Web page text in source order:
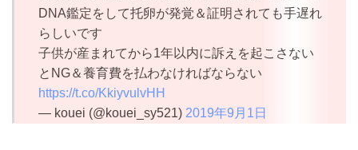
DNA鑑定をして托卵が発覚＆証明されても手遅れ
らしいです
子供が産まれてから1年以内に訴えを起こさない
とNG＆養育費を払わなければならない
https://t.co/KkiyvulvHH
— kouei (@kouei_sy521) 2019年9月1日